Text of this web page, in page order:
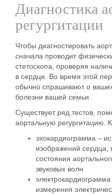
Диагностика
регургитации
Чтобы диагностировать
сначала проводит
стетоскопа, проверяя
в сердце. Во время этой
обычно спрашивают о
болезни вашей семьи.
Существует ряд тестов,
аортальную регургитацию.
эхокардиограмма –
изображений сердца,
состояния
звуковых волн
измерения